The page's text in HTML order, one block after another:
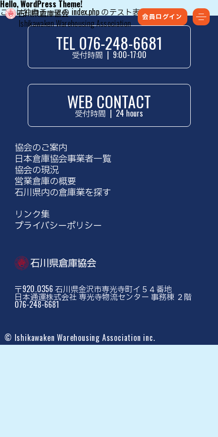
Ishikawaken Warehousing Association
会員ログイン
Hello, WordPress Theme!
これは独自テーマの index.php のテスト表示です。
TEL 076-248-6681
受付時間 | 9:00-17:00
WEB CONTACT
受付時間 | 24 hours
協会のご案内
日本倉庫協会事業者一覧
協会の現況
営業倉庫の概要
石川県内の倉庫業を探す
リンク集
プライバシーポリシー
〒920₋0356 石川県金沢市専光寺町イ５４番地
日本通運株式会社 専光寺物流センター 事務棟 ２階
076-248-6681
© Ishikawaken Warehousing Association inc.